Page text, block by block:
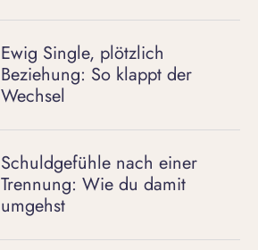
Ewig Single, plötzlich
Beziehung: So klappt der
Wechsel
Schuldgefühle nach einer
Trennung: Wie du damit
umgehst